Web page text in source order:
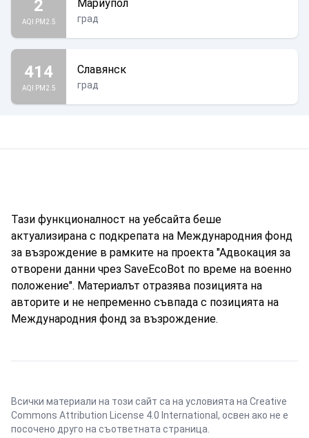
2
AQI PM2.5
Мариупол
град
414
AQI PM2.5
Славянск
град
Тази функционалност на уебсайта беше
актуализирана с подкрепата на Международния фонд
за възрождение в рамките на проекта "Адвокация за
отворени данни чрез SaveEcoBot по време на военно
положение". Материалът отразява позицията на
авторите и не непременно съвпада с позицията на
Международния фонд за възрождение.
Всички материали на този сайт са на условията на Creative
Commons Attribution License 4.0 International , освен ако не е
посочено друго на съответната страница.